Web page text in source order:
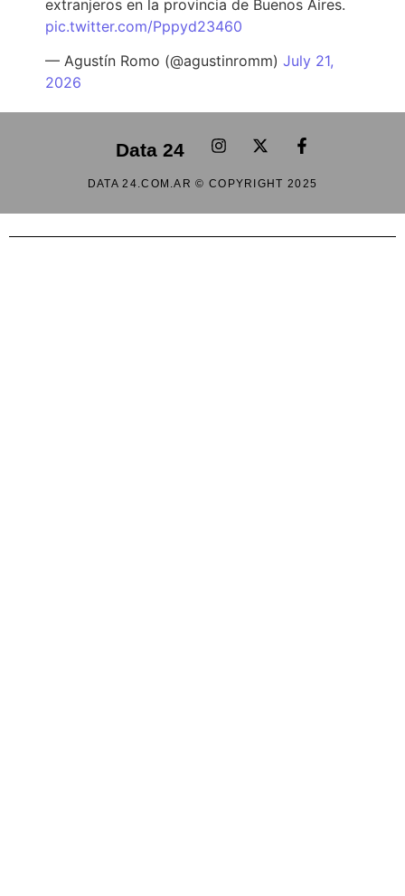
extranjeros en la provincia de Buenos Aires.
pic.twitter.com/Pppyd23460
— Agustín Romo (@agustinromm) July 21,
2026
Data 24
DATA 24.COM.AR © COPYRIGHT 2025